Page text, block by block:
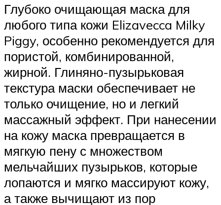
Глубоко очищающая маска для
любого типа кожи Elizavecca Milky
Piggy, особенно рекомендуется для
пористой, комбинированной,
жирной. Глиняно-пузырьковая
текстура маски обеспечивает не
только очищение, но и легкий
массажный эффект. При нанесении
на кожу маска превращается в
мягкую пену с множеством
мельчайших пузырьков, которые
лопаются и мягко массируют кожу,
а также вычищают из пор